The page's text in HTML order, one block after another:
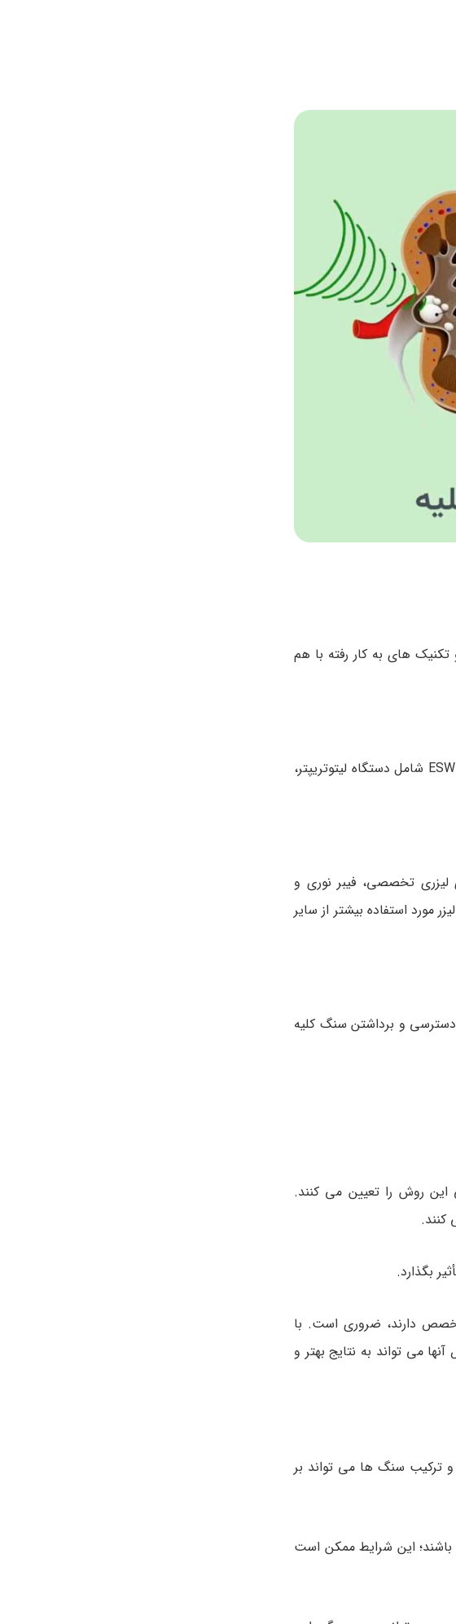
های به کار رفته با هم
سنگ شکنی برون اندامی از امواج ضربه ای برای شکستن سنگ کلیه استفاده می کند، تجهیزات مورد استفاده برای ESWL شامل دستگاه لیتوتریپتر،
تخصصی، فیبر نوری و
مورد استفاده بیشتر از سایر
و برداشتن سنگ کلیه
روش را تعیین می کنند.
کنند.
بگذارد.
دارند، ضروری است. با
می تواند به نتایج بهتر و
ترکیب سنگ ها می تواند بر
این شرایط ممکن است